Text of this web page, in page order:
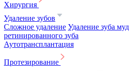
Хирургия
Удаление зубов
Сложное удаление Удаление зуба
ретинированного зуба
Аутотрансплантация
Протезирование